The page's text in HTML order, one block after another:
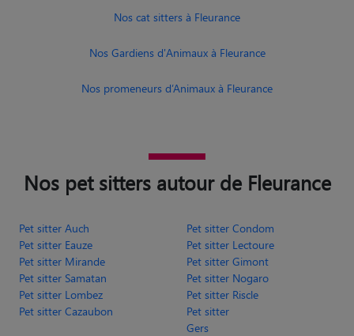
Nos cat sitters à Fleurance
Nos Gardiens d'Animaux à Fleurance
Nos promeneurs d’Animaux à Fleurance
Nos pet sitters autour de Fleurance
Pet sitter Auch
Pet sitter Condom
Pet sitter Eauze
Pet sitter Lectoure
Pet sitter Mirande
Pet sitter Gimont
Pet sitter Samatan
Pet sitter Nogaro
Pet sitter Lombez
Pet sitter Riscle
Pet sitter Cazaubon
Pet sitter
Gers